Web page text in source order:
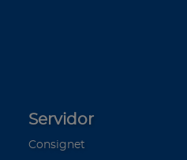
Servidor
Consignet